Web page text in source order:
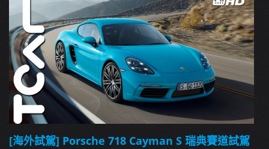
[海外試駕] Porsche 718 Cayman S 瑞典賽道試駕